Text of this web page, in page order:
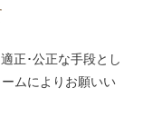
正･公正な手段とし
ムによりお願いい